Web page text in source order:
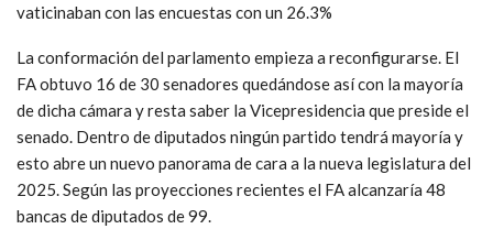
vaticinaban con las encuestas con un 26.3%
La conformación del parlamento empieza a reconfigurarse. El
FA obtuvo 16 de 30 senadores quedándose así con la mayoría
de dicha cámara y resta saber la Vicepresidencia que preside el
senado. Dentro de diputados ningún partido tendrá mayoría y
esto abre un nuevo panorama de cara a la nueva legislatura del
2025. Según las proyecciones recientes el FA alcanzaría 48
bancas de diputados de 99.